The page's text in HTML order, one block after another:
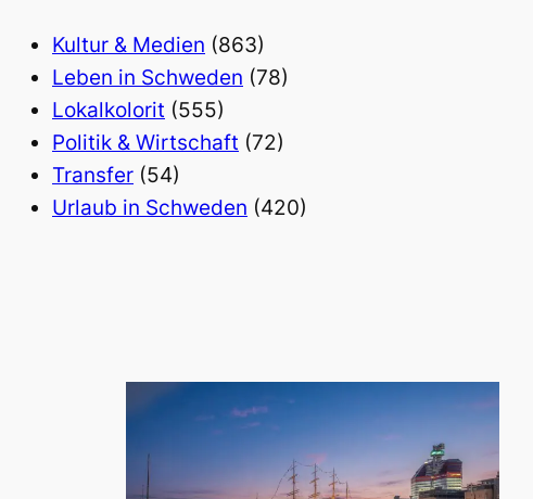
Kultur & Medien (863)
Leben in Schweden (78)
Lokalkolorit (555)
Politik & Wirtschaft (72)
Transfer (54)
Urlaub in Schweden (420)